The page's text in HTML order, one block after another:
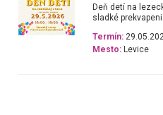
Deň detí na
sladké
Termín:
Mesto: Levice